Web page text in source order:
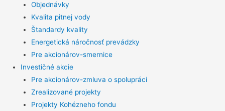
Objednávky
Kvalita pitnej vody
Štandardy kvality
Energetická náročnosť prevádzky
Pre akcionárov-smernice
Investičné akcie
Pre akcionárov-zmluva o spolupráci
Zrealizované projekty
Projekty Kohézneho fondu